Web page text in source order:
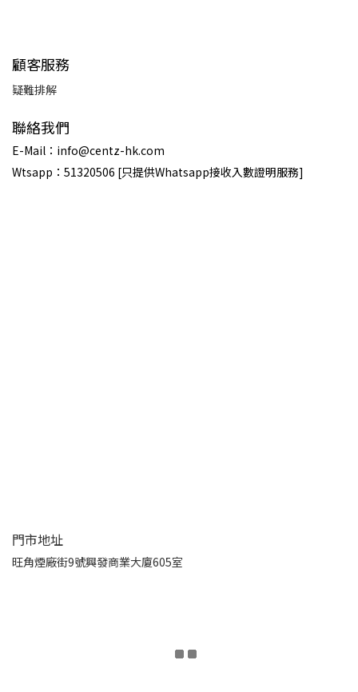
顧客服務
疑難排解
聯絡我們
E-Mail：info@centz-hk.com
Wtsapp：51320506 [只提供Whatsapp接收入數證明服務]
門市地址
旺角煙廠街9號興發商業大廈605室